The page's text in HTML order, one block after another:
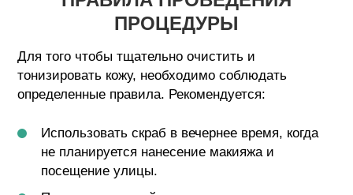
ПРОЦЕДУРЫ
Для того чтобы тщательно очистить и
тонизировать кожу, необходимо соблюдать
определенные правила. Рекомендуется:
Использовать скраб в вечернее время, когда
не планируется нанесение макияжа и
посещение улицы.